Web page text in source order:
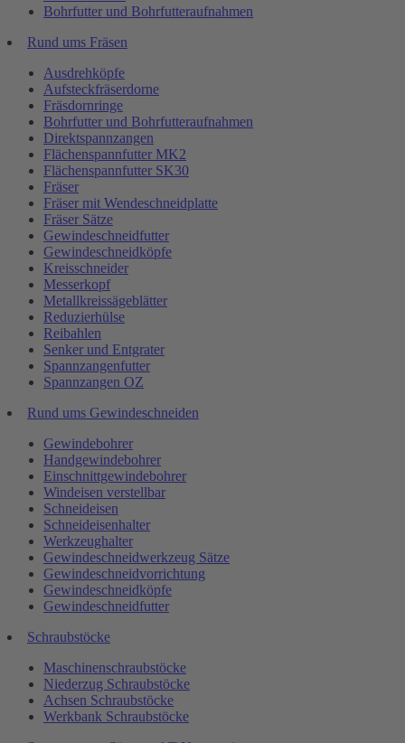
Bohrfutter und Bohrfutteraufnahmen
Rund ums Fräsen
Ausdrehköpfe
Aufsteckfräserdorne
Fräsdornringe
Bohrfutter und Bohrfutteraufnahmen
Direktspannzangen
Flächenspannfutter MK2
Flächenspannfutter SK30
Fräser
Fräser mit Wendeschneidplatte
Fräser Sätze
Gewindeschneidfutter
Gewindeschneidköpfe
Kreisschneider
Messerkopf
Metallkreissägeblätter
Reduzierhülse
Reibahlen
Senker und Entgrater
Spannzangenfutter
Spannzangen OZ
Rund ums Gewindeschneiden
Gewindebohrer
Handgewindebohrer
Einschnittgewindebohrer
Windeisen verstellbar
Schneideisen
Schneideisenhalter
Werkzeughalter
Gewindeschneidwerkzeug Sätze
Gewindeschneidvorrichtung
Gewindeschneidköpfe
Gewindeschneidfutter
Schraubstöcke
Maschinenschraubstöcke
Niederzug Schraubstöcke
Achsen Schraubstöcke
Werkbank Schraubstöcke